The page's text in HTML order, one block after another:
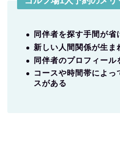
同伴者を探す手間が省
新しい人間関係が生ま
同伴者のプロフィール
コースや時間帯によ
スがある